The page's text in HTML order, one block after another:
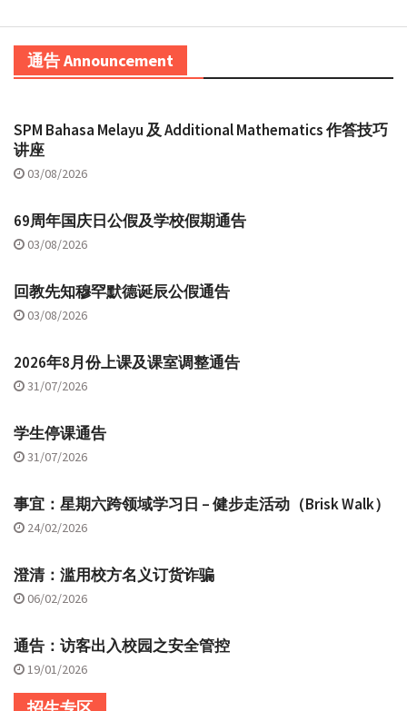
通告 Announcement
SPM Bahasa Melayu 及 Additional Mathematics 作答技巧
讲座
03/08/2026
69周年国庆日公假及学校假期通告
03/08/2026
回教先知穆罕默德诞辰公假通告
03/08/2026
2026年8月份上课及课室调整通告
31/07/2026
学生停课通告
31/07/2026
事宜：星期六跨领域学习日 – 健步走活动（Brisk Walk）
24/02/2026
澄清：滥用校方名义订货诈骗
06/02/2026
通告：访客出入校园之安全管控
19/01/2026